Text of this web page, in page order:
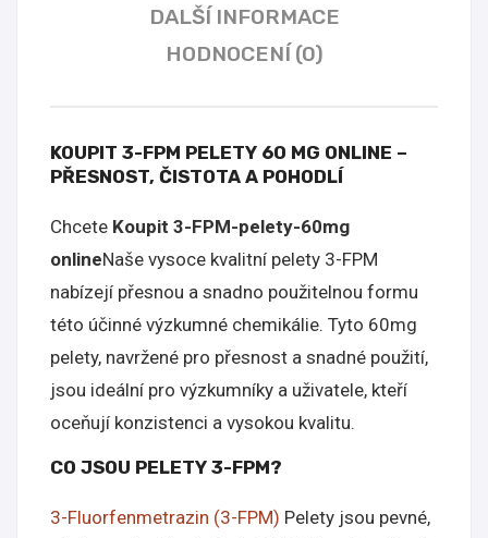
DALŠÍ INFORMACE
HODNOCENÍ (0)
KOUPIT 3-FPM PELETY 60 MG ONLINE –
PŘESNOST, ČISTOTA A POHODLÍ
Chcete Koupit 3-FPM-pelety-60mg
onlineNaše vysoce kvalitní pelety 3-FPM
nabízejí přesnou a snadno použitelnou formu
této účinné výzkumné chemikálie. Tyto 60mg
pelety, navržené pro přesnost a snadné použití,
jsou ideální pro výzkumníky a uživatele, kteří
oceňují konzistenci a vysokou kvalitu.
CO JSOU PELETY 3-FPM?
3-Fluorfenmetrazin (3-FPM) Pelety jsou pevné,